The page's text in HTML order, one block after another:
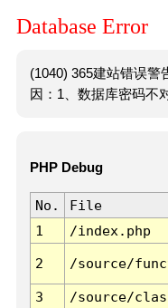
Database Error
(1040) 365建站错误警
因：1、数据库密码不
PHP Debug
No. File
1
/index.php
2 /source/
3 /source/